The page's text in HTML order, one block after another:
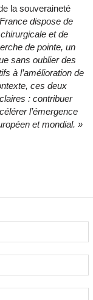
la souveraineté
dispose de
et de
de pointe, un
sans oublier des
à l’amélioration de
ces deux
: contribuer
l’émergence
et mondial. »